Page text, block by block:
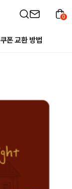
쿠폰 교환 방법
0